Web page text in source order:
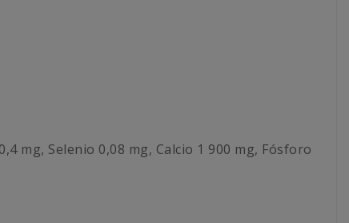
mg, Selenio 0,08 mg, Calcio 1 900 mg, Fósforo